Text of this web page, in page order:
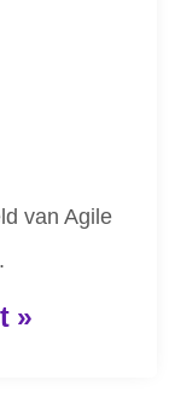
van Agile
»